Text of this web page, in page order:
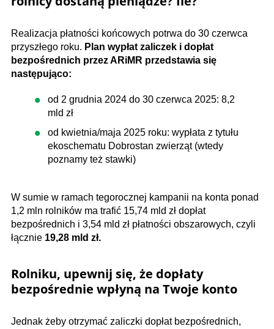
Realizacja płatności końcowych potrwa do 30 czerwca
przyszłego roku. Plan wypłat zaliczek i dopłat
bezpośrednich przez ARiMR przedstawia się
następująco:
od 2 grudnia 2024 do 30 czerwca 2025: 8,2
mld zł
od kwietnia/maja 2025 roku: wypłata z tytułu
ekoschematu Dobrostan zwierząt (wtedy
poznamy też stawki)
W sumie w ramach tegorocznej kampanii na konta ponad
1,2 mln rolników ma trafić 15,74 mld zł dopłat
bezpośrednich i 3,54 mld zł płatności obszarowych, czyli
łącznie 19,28 mld zł.
Rolniku, upewnij się, że dopłaty
bezpośrednie wpłyną na Twoje konto
Jednak żeby otrzymać zaliczki dopłat bezpośrednich,